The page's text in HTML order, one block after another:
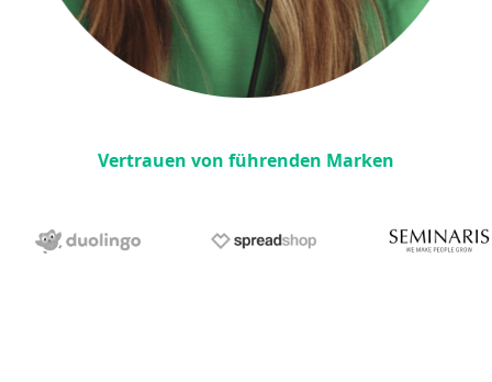
Vertrauen von führenden Marken